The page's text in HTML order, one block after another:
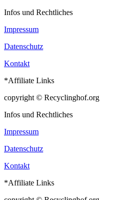
Infos und Rechtliches
Impressum
Datenschutz
Kontakt
*Affiliate Links
copyright © Recyclinghof.org
Infos und Rechtliches
Impressum
Datenschutz
Kontakt
*Affiliate Links